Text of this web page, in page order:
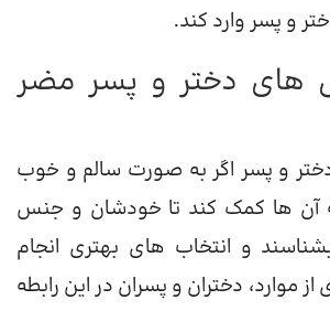
و پسر وارد کند.
های دختر و پسر مضر
و پسر اگر به صورت سالم و خوب
آن ها کمک کند تا خودشان و جنس
و انتخاب های بهتری انجام
از موارد، دختران و پسران در این رابطه